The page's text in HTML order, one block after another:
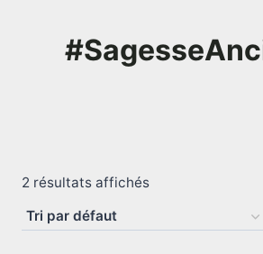
2 résultats affichés